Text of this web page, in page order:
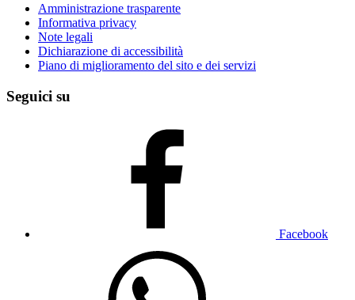
Amministrazione trasparente
Informativa privacy
Note legali
Dichiarazione di accessibilità
Piano di miglioramento del sito e dei servizi
Seguici su
Facebook